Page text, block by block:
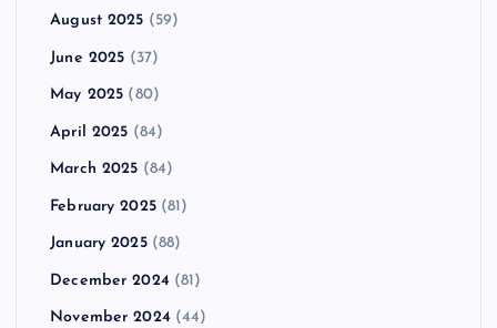
August 2025 (59)
June 2025 (37)
May 2025 (80)
April 2025 (84)
March 2025 (84)
February 2025(81)
January 2025(88)
December 2024 (81)
November 2024 (44)